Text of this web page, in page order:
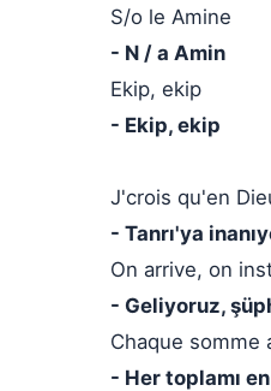
S/o le Amine
- N / a Amin
Ekip, ekip
- Ekip, ekip
J'crois qu'en
- Tanrı'ya
On arrive, on
- Geliyoruz,
Chaque somme
- Her toplamı